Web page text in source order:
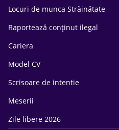
Locuri de munca Străinătate
Raportează conținut ilegal
Cariera
Model CV
Scrisoare de intentie
Meserii
Zile libere 2026